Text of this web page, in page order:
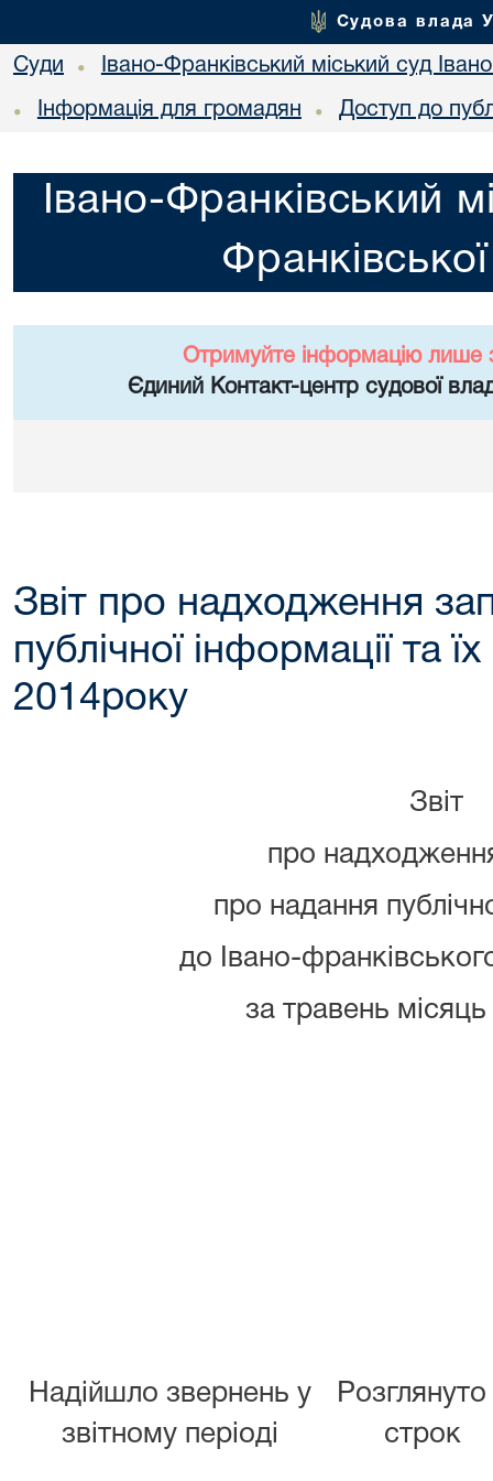
Судова влада
Суди • Івано-Франківський міський суд
• Інформація для громадян • Доступ до
Івано-Франківський
Отримуйте інформацію лише
Єдиний Контакт-центр судової
Звіт про надходження
публічної інформації та
2014року
Звіт
про
про надання
до Івано-
за травень
Надійшло звернень у
звітному періоді
Розглянуто
строк